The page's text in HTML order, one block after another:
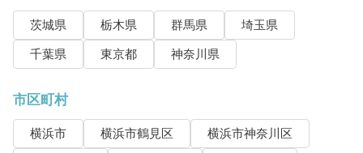
茨城県 栃木県 群馬県
埼玉県
千葉県
東京都 神奈川県
市区町村
横浜市 横浜市鶴見区
横浜市神奈川区